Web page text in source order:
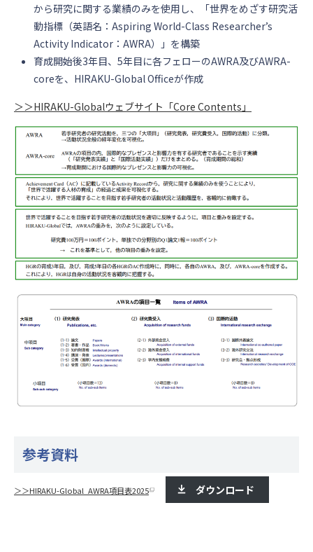
から研究に関する業績のみを使用し、「世界をめざす研究活
動指標（英語名：Aspiring World-Class Researcher’s
Activity Indicator：AWRA）」を構築
育成開始後3年目、5年目に各フェローのAWRA及びAWRA-
coreを、HIRAKU-Global Officeが作成
＞＞HIRAKU-Globalウェブサイト「Core Contents」
参考資料
＞＞HIRAKU-Global_AWRA項目表2025 ダウンロード